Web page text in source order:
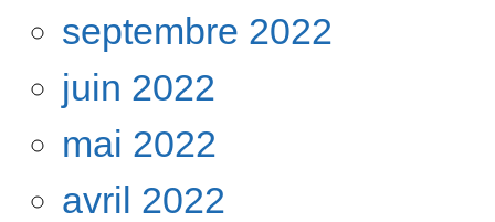
septembre 2022
juin 2022
mai 2022
avril 2022